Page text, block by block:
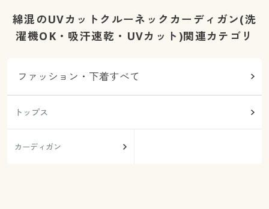
綿混のUVカットクルーネックカーディガン(洗
濯機OK・吸汗速乾・UVカット)関連カテゴリ
ファッション・下着すべて
トップス
カーディガン